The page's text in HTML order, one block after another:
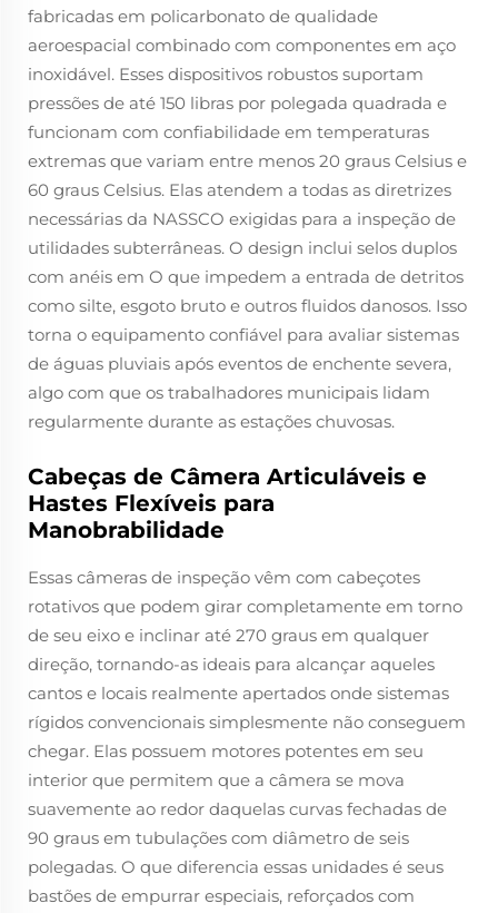
fabricadas em policarbonato de qualidade
aeroespacial combinado com componentes em aço
inoxidável. Esses dispositivos robustos suportam
pressões de até 150 libras por polegada quadrada e
funcionam com confiabilidade em temperaturas
extremas que variam entre menos 20 graus Celsius e
60 graus Celsius. Elas atendem a todas as diretrizes
necessárias da NASSCO exigidas para a inspeção de
utilidades subterrâneas. O design inclui selos duplos
com anéis em O que impedem a entrada de detritos
como silte, esgoto bruto e outros fluidos danosos. Isso
torna o equipamento confiável para avaliar sistemas
de águas pluviais após eventos de enchente severa,
algo com que os trabalhadores municipais lidam
regularmente durante as estações chuvosas.
Cabeças de Câmera Articuláveis e
Hastes Flexíveis para
Manobrabilidade
Essas câmeras de inspeção vêm com cabeçotes
rotativos que podem girar completamente em torno
de seu eixo e inclinar até 270 graus em qualquer
direção, tornando-as ideais para alcançar aqueles
cantos e locais realmente apertados onde sistemas
rígidos convencionais simplesmente não conseguem
chegar. Elas possuem motores potentes em seu
interior que permitem que a câmera se mova
suavemente ao redor daquelas curvas fechadas de
90 graus em tubulações com diâmetro de seis
polegadas. O que diferencia essas unidades é seus
bastões de empurrar especiais, reforçados com